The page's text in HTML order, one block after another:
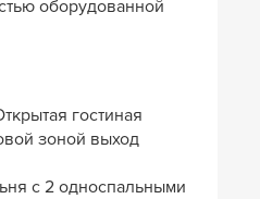
оборудованной
гостиная
зоной выход
с 2 односпальными